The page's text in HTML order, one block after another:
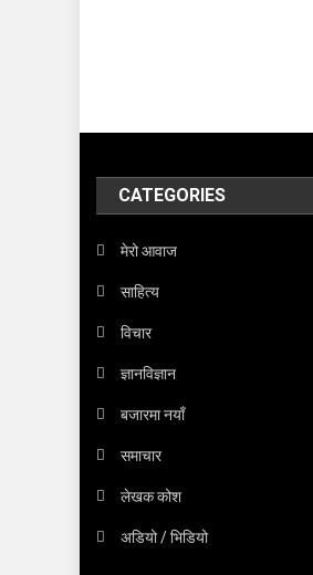
CATEGORIES
मेरो आवाज
साहित्य
विचार
ज्ञानविज्ञान
बजारमा नयाँ
समाचार
लेखक कोश
अडियो / भिडियो